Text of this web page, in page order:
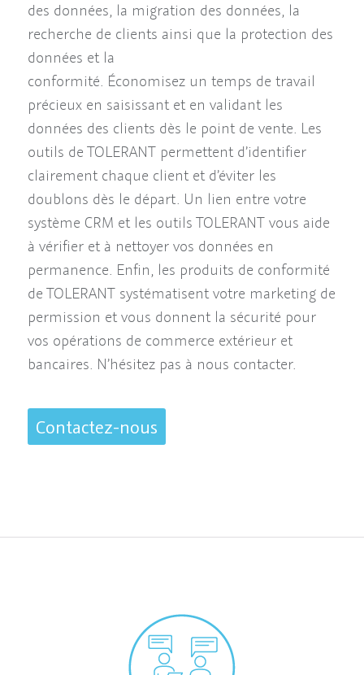
des données, la migration des données, la
recherche de clients ainsi que la protection des
données et la
conformité. Économisez un temps de travail
précieux en saisissant et en validant les
données des clients dès le point de vente. Les
outils de TOLERANT permettent d’identifier
clairement chaque client et d’éviter les
doublons dès le départ. Un lien entre votre
système CRM et les outils TOLERANT vous aide
à vérifier et à nettoyer vos données en
permanence. Enfin, les produits de conformité
de TOLERANT systématisent votre marketing de
permission et vous donnent la sécurité pour
vos opérations de commerce extérieur et
bancaires. N’hésitez pas à nous contacter.
Contactez-nous